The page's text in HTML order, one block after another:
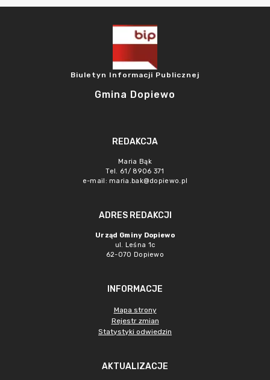
Biuletyn Informacji Publicznej
Gmina Dopiewo
REDAKCJA
Maria Bąk
Tel. 61/ 8906 371
e-mail: maria.bak@dopiewo.pl
ADRES REDAKCJI
Urząd Gminy Dopiewo
ul. Leśna 1c
62-070 Dopiewo
INFORMACJE
Mapa strony
Rejestr zmian
Statystyki odwiedzin
AKTUALIZACJE